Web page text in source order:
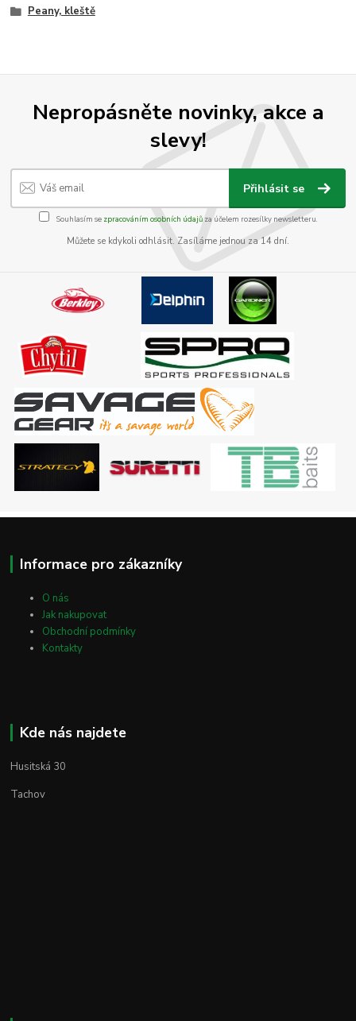
Peany, kleště
Nepropásněte novinky, akce a
slevy!
Přihlásit se
Souhlasím se zpracováním osobních údajůza účelem rozesílky newsletteru.
Můžete se kdykoli odhlásit. Zasíláme jednou za 14 dní.
Informace pro zákazníky
O nás
Jak nakupovat
Obchodní podmínky
Kontakty
Kde nás najdete
Husitská 30
Tachov